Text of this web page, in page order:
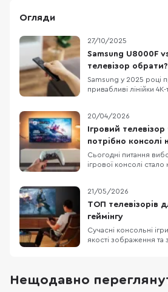
Огляди
27/10/2025
Samsung U8000F
телевізор обрати?
Samsung у 2025 році
привабливі лінійки
невеликих кімнат, так
віталень. Обидві
технології з
постає питання: чи
20/04/2026
Ігровий
потрібно консолі
Сьогодні питання
ігрової консолі стало
Гц, VRR та ALLM, а
активно просувають
покупки. На цьому тлі
21/05/2026
ТОП телевізорів
геймінгу
Сучасні консольні
якості зображення та
яскравішими. Висока
кадрів забезпечує
Нещодавно